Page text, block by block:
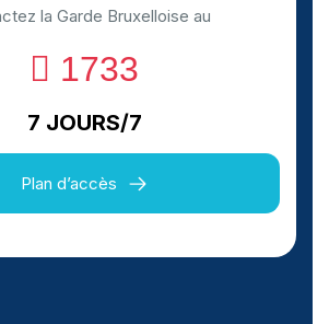
la Garde Bruxelloise au
1733
7 JOURS/7
Plan d’accès